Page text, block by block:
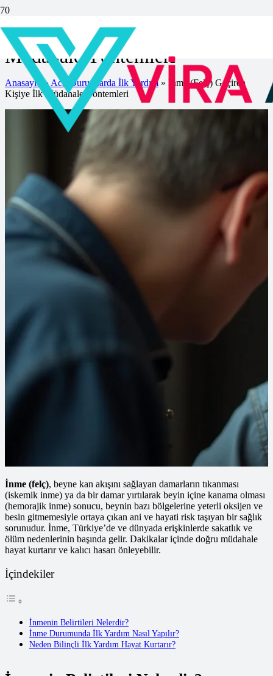
İnme (Felç) Geçiren Kişiye İlk
Müdahale Yöntemleri
Anasayfa »Acil Durumlarda İlk Yardım» İnme (Felç) Geçiren
Kişiye İlk Müdahale Yöntemleri
İnme (felç), beyne kan akışını sağlayan damarların tıkanması
(iskemik inme) ya da bir damar yırtılarak beyin içine kanama olması
(hemorajik inme) sonucu, beynin bazı bölgelerine yeterli oksijen ve
besin gitmemesiyle ortaya çıkan ani ve hayati risk taşıyan bir sağlık
sorunudur. İnme, Türkiye’de ve dünyada erişkinlerde sakatlık ve
ölüm nedenlerinin başında gelir. Dakikalar içinde doğru müdahale
hayat kurtarır ve kalıcı hasarı önleyebilir.
İçindekiler
İnmenin Belirtileri Nelerdir?
İnme Durumunda İlk Yardım Nasıl Yapılır?
Neden Bilinçli İlk Yardım Hayat Kurtarır?